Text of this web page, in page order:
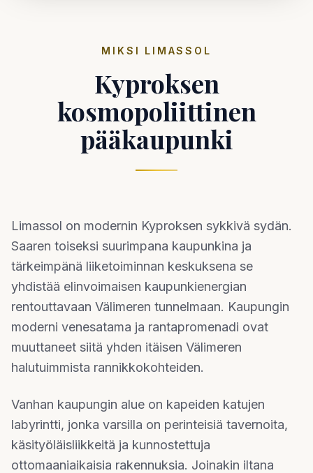
MIKSI LIMASSOL
Kyproksen
kosmopoliittinen
pääkaupunki
Limassol on modernin Kyproksen sykkivä sydän.
Saaren toiseksi suurimpana kaupunkina ja
tärkeimpänä liiketoiminnan keskuksena se
yhdistää elinvoimaisen kaupunkienergian
rentouttavaan Välimeren tunnelmaan. Kaupungin
moderni venesatama ja rantapromenadi ovat
muuttaneet siitä yhden itäisen Välimeren
halutuimmista rannikkokohteiden.
Vanhan kaupungin alue on kapeiden katujen
labyrintti, jonka varsilla on perinteisiä tavernoita,
käsityöläisliikkeitä ja kunnostettuja
ottomaaniaikaisia rakennuksia. Joinakin iltana